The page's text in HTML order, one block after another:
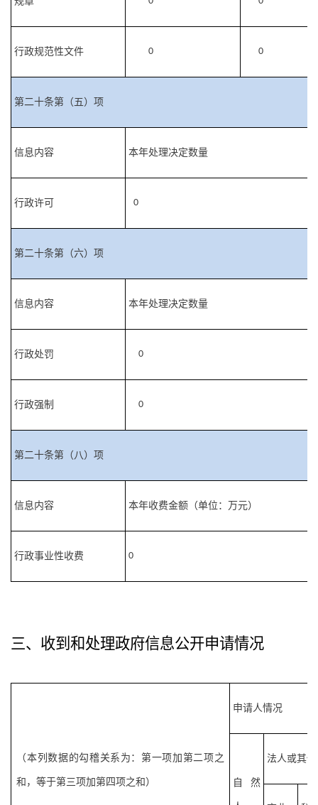
行政规范性文件 0 0
第二十条第（五）项
信息内容 本年处理决定数量
行政许可 0
第二十条第（六）项
信息内容 本年处理决定数量
行政处罚 0
行政强制 0
第二十条第（八）项
信息内容 本年收费金额（单位：万元）
行政事业性收费 0
三、收到和处理政府信息公开申请情况
（本列数据的勾稽关系为：第一项加第二项之
和，等于第三项加第四项之和）
申请人情况
自然
法人或其